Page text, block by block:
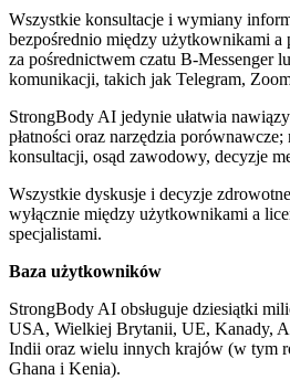
Wszystkie konsultacje i wymiany
bezpośrednio między użytkownikami
za pośrednictwem czatu B-Messenger
komunikacji, takich jak Telegram,
StrongBody AI jedynie ułatwia
płatności oraz narzędzia
konsultacji, osąd zawodowy, decyzje
Wszystkie dyskusje i decyzje
wyłącznie między użytkownikami a
specjalistami.
Baza użytkowników
StrongBody AI obsługuje dziesiątki
USA, Wielkiej Brytanii, UE, Kanady,
Indii oraz wielu innych krajów (w tym
Ghana i Kenia).